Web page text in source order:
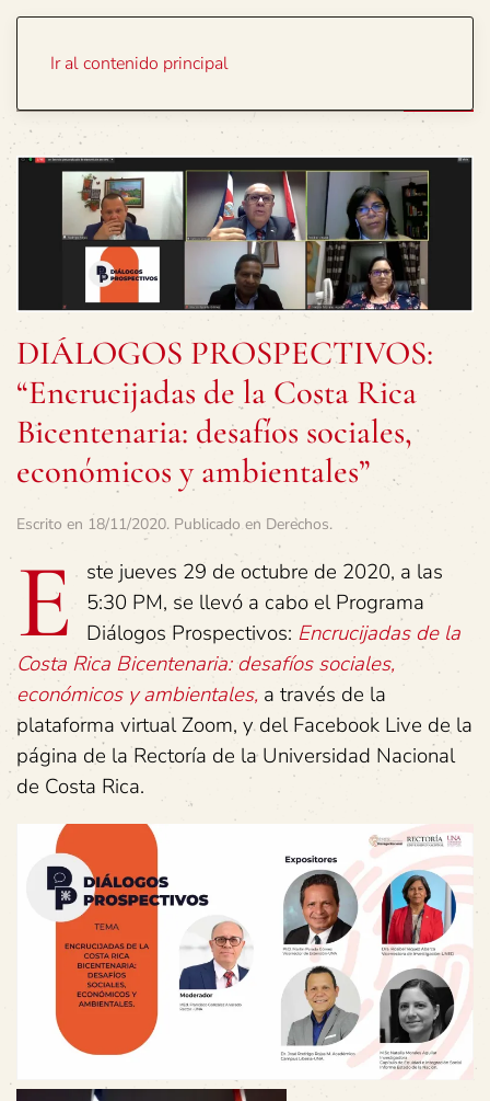
Ir al contenido principal
DIÁLOGOS PROSPECTIVOS:
“Encrucijadas de la Costa Rica
Bicentenaria: desafíos sociales,
económicos y ambientales”
Escrito en 18/11/2020. Publicado en Derechos.
E
ste jueves 29 de octubre de 2020, a las
5:30 PM, se llevó a cabo el Programa
Diálogos Prospectivos: Encrucijadas de la
Costa Rica Bicentenaria: desafíos sociales,
económicos y ambientales, a través de la
plataforma virtual Zoom, y del Facebook Live de la
página de la Rectoría de la Universidad Nacional
de Costa Rica.